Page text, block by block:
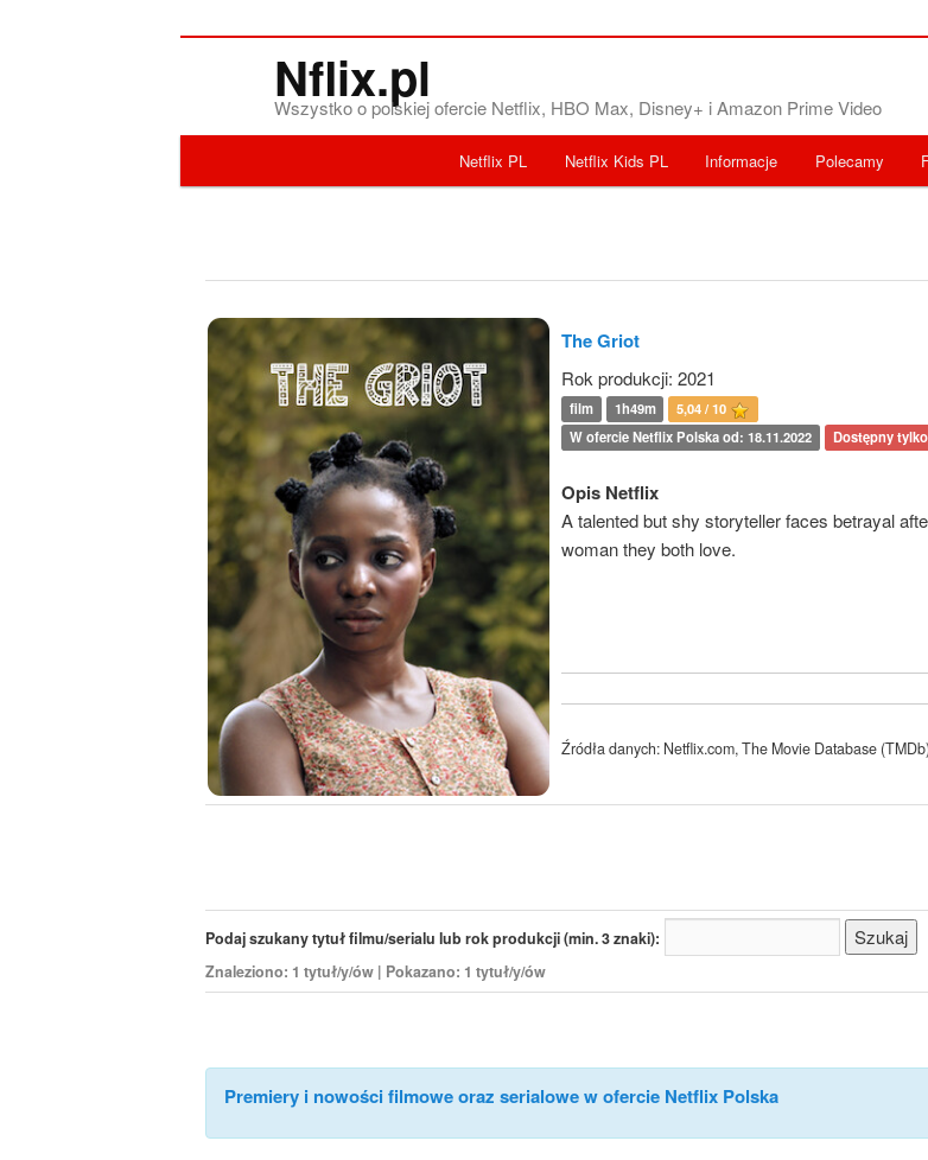
Nflix.pl
Wszystko o polskiej ofercie Netflix, HBO Max, Disney+ i Amazon Prime Video
Polecamy
Informacje
Netflix Kids PL
Netflix PL
The Griot
Rok produkcji: 2021
film 1h49m
5,04 / 10
W ofercie Netflix Polska od: 18.11.2022
Dostępny
Opis Netflix
A talented but shy storyteller faces betrayal
woman they both love.
Źródła danych: Netflix.com, The Movie Database
Podaj szukany tytuł filmu/serialu lub rok produkcji (min. 3 znaki):
Znaleziono: 1 tytuł/y/ów | Pokazano: 1 tytuł/y/ów
Premiery i nowości filmowe oraz serialowe w ofercie Netflix Polska